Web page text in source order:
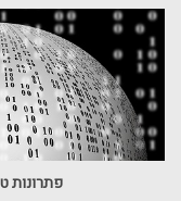
פתרונות